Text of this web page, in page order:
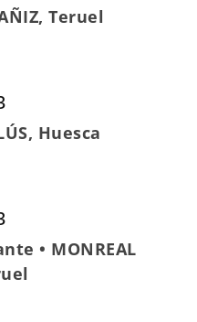
Teruel
Huesca
• MONREAL